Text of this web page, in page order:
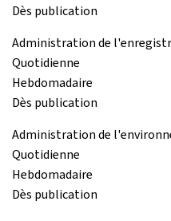
Dès publication
Administration de
Quotidienne
Hebdomadaire
Dès publication
Administration de
Quotidienne
Hebdomadaire
Dès publication